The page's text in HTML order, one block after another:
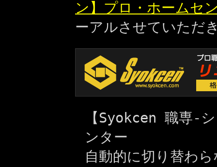
ン】プロ・ホームセ
ーアルさせていただ
【Syokcen 職専-
ンター
自動的に切り替わ